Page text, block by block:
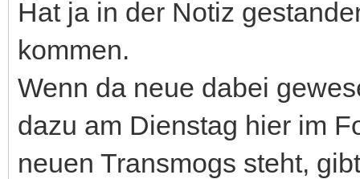
Hat ja in der Notiz
kommen.
Wenn da neue dabei
dazu am Dienstag hier im
neuen Transmogs steht,